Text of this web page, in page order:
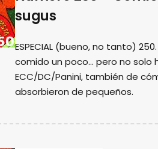
sugus
ESPECIAL (bueno, no tanto)
comido un poco... pero no solo
ECC/DC/Panini, también de
absorbieron de pequeños.